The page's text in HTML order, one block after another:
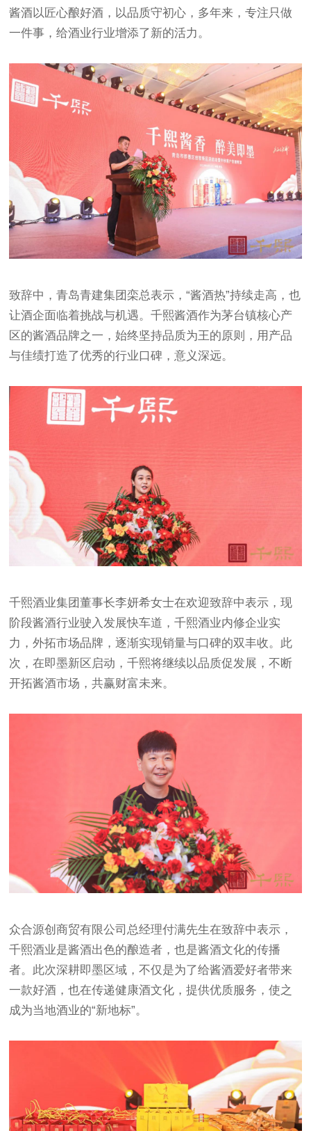
酱酒以匠心酿好酒，以品质守初心，多年来，专注只做
一件事，给酒业行业增添了新的活力。
致辞中，青岛青建集团栾总表示，“酱酒热”持续走高，也
让酒企面临着挑战与机遇。千熙酱酒作为茅台镇核心产
区的酱酒品牌之一，始终坚持品质为王的原则，用产品
与佳绩打造了优秀的行业口碑，意义深远。
千熙酒业集团董事长李妍希女士在欢迎致辞中表示，现
阶段酱酒行业驶入发展快车道，千熙酒业内修企业实
力，外拓市场品牌，逐渐实现销量与口碑的双丰收。此
次，在即墨新区启动，千熙将继续以品质促发展，不断
开拓酱酒市场，共赢财富未来。
众合源创商贸有限公司总经理付满先生在致辞中表示，
千熙酒业是酱酒出色的酿造者，也是酱酒文化的传播
者。此次深耕即墨区域，不仅是为了给酱酒爱好者带来
一款好酒，也在传递健康酒文化，提供优质服务，使之
成为当地酒业的“新地标”。